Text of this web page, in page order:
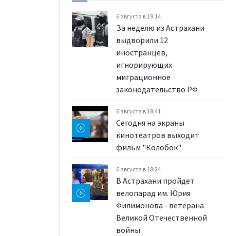
6 августа в 19:14
За неделю из Астрахани
выдворили 12
иностранцев,
игнорирующих
миграционное
законодательство РФ
6 августа в 18:41
Сегодня на экраны
кинотеатров выходит
фильм "Колобок"
6 августа в 18:24
В Астрахани пройдет
велопарад им. Юрия
Филимонова - ветерана
Великой Отечественной
войны